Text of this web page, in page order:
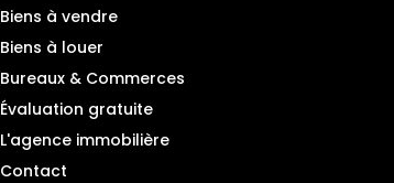
Biens à vendre
Biens à louer
Bureaux & Commerces
Évaluation gratuite
L'agence immobilière
Contact